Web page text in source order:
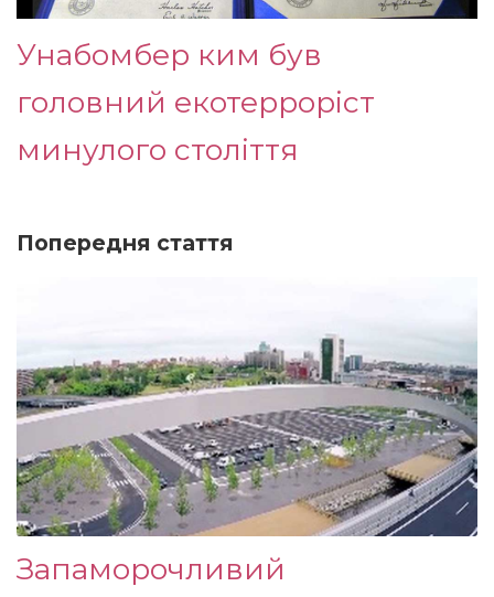
Унабомбер ким був
головний екотерроріст
минулого століття
Попередня стаття
Запаморочливий